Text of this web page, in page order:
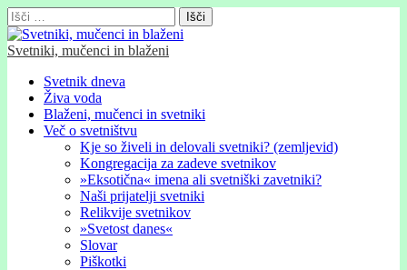
Išči:
Svetniki, mučenci in blaženi
Glavni
meni
Skip
content
Svetnik dneva
Živa voda
Blaženi, mučenci in svetniki
Več o svetništvu
Kje so živeli in delovali svetniki? (zemljevid)
Kongregacija za zadeve svetnikov
»Eksotična« imena ali svetniški zavetniki?
Naši prijatelji svetniki
Relikvije svetnikov
»Svetost danes«
Slovar
Piškotki